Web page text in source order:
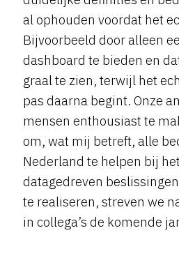
al ophouden voordat het
Bijvoorbeeld door alleen
dashboard te bieden en
graal te zien, terwijl het
pas daarna begint. Onze
mensen enthousiast te
om, wat mij betreft, alle
Nederland te helpen bij
datagedreven
te realiseren, streven we
in collega’s de komende